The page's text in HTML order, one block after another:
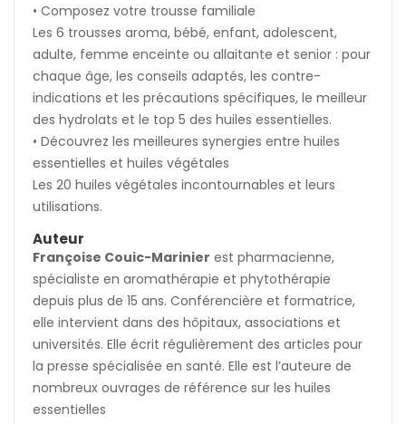
• Composez votre trousse familiale
Les 6 trousses aroma, bébé, enfant, adolescent,
adulte, femme enceinte ou allaitante et senior : pour
chaque âge, les conseils adaptés, les contre-
indications et les précautions spécifiques, le meilleur
des hydrolats et le top 5 des huiles essentielles.
• Découvrez les meilleures synergies entre huiles
essentielles et huiles végétales
Les 20 huiles végétales incontournables et leurs
utilisations.
Auteur
Françoise Couic-Marinier est pharmacienne,
spécialiste en aromathérapie et phytothérapie
depuis plus de 15 ans. Conférencière et formatrice,
elle intervient dans des hôpitaux, associations et
universités. Elle écrit régulièrement des articles pour
la presse spécialisée en santé. Elle est l’auteure de
nombreux ouvrages de référence sur les huiles
essentielles